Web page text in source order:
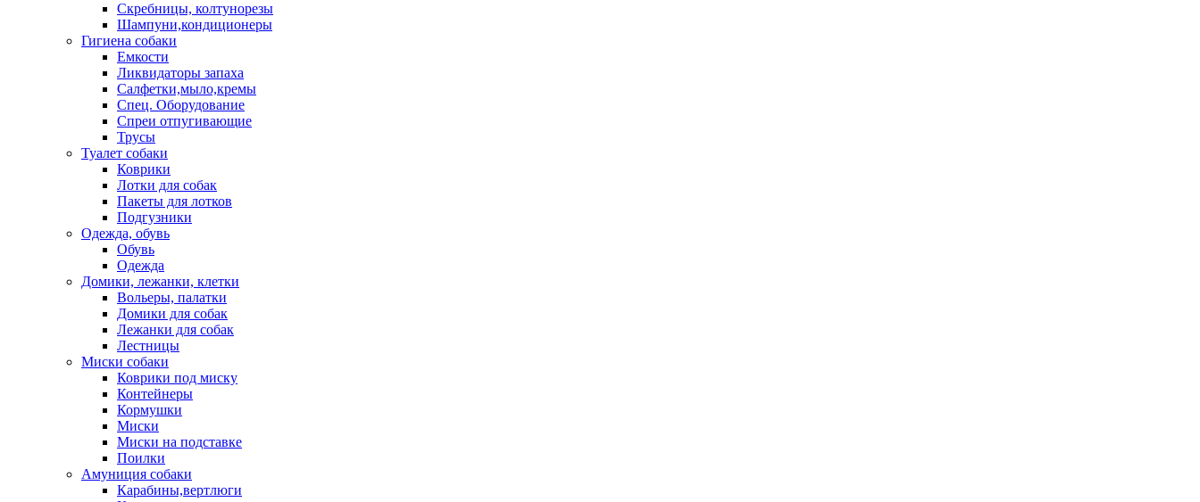
Скребницы, колтунорезы
Шампуни,кондиционеры
Гигиена собаки
Емкости
Ликвидаторы запаха
Салфетки,мыло,кремы
Спец. Оборудование
Спреи отпугивающие
Трусы
Туалет собаки
Коврики
Лотки для собак
Пакеты для лотков
Подгузники
Одежда, обувь
Обувь
Одежда
Домики, лежанки, клетки
Вольеры, палатки
Домики для собак
Лежанки для собак
Лестницы
Миски собаки
Коврики под миску
Контейнеры
Кормушки
Миски
Миски на подставке
Поилки
Амуниция собаки
Карабины,вертлюги